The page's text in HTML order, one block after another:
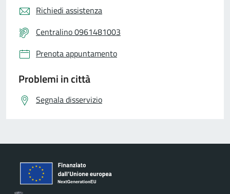
Richiedi assistenza
Centralino 0961481003
Prenota appuntamento
Problemi in città
Segnala disservizio